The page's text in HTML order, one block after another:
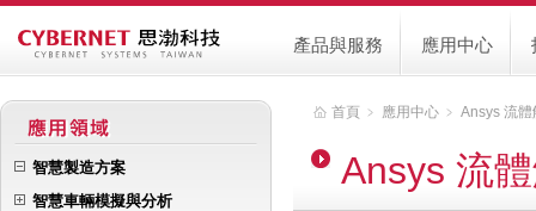
應用中心
產品與服務
智慧製造方案
智慧車輛模擬與分析
首頁 ﹥ 應用中心 ﹥ Ansys 流
Ansys 流